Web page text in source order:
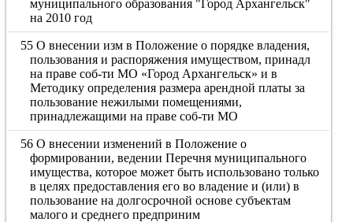
муниципального образования "Город Архангельск"
на 2010 год
55 О внесении изм в Положение о порядке владения,
пользования и распоряжения имуществом, принадл
на праве соб-ти МО «Город Архангельск» и в
Методику определения размера арендной платы за
пользование нежилыми помещениями,
принадлежащими на праве соб-ти МО
56 О внесении изменений в Положение о
формировании, ведении Перечня муниципального
имущества, которое может быть использовано только
в целях предоставления его во владение и (или) в
пользование на долгосрочной основе субъектам
малого и среднего предприним